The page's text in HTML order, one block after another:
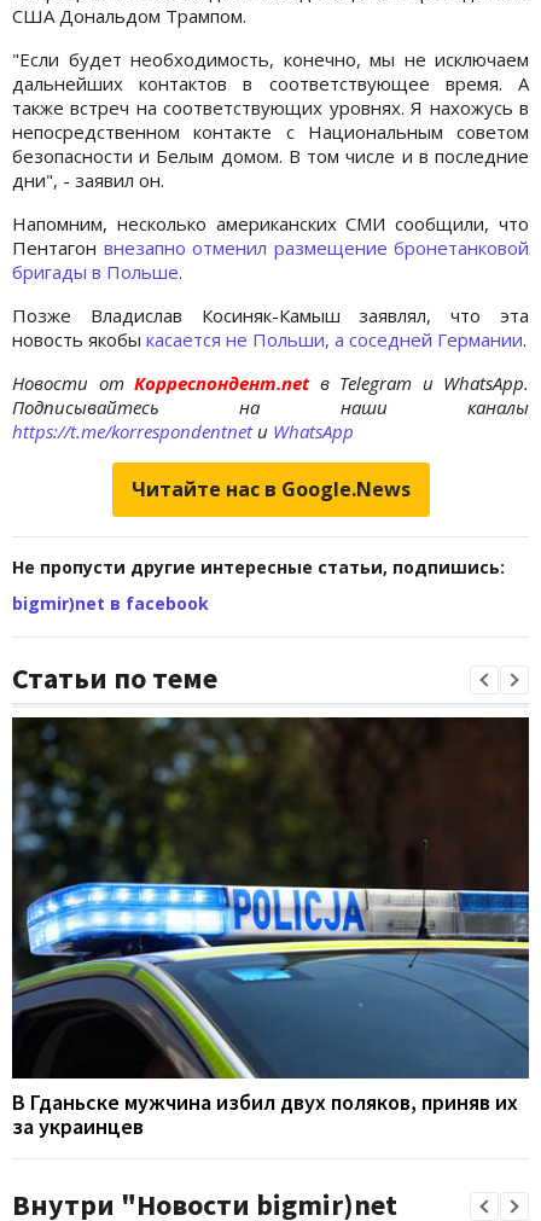
США Дональдом Трампом.
"Если будет необходимость, конечно, мы не исключаем
дальнейших контактов в соответствующее время. А
также встреч на соответствующих уровнях. Я нахожусь в
непосредственном контакте с Национальным советом
безопасности и Белым домом. В том числе и в последние
дни", - заявил он.
Напомним, несколько американских СМИ сообщили, что
Пентагон внезапно отменил размещение бронетанковой
бригады в Польше.
Позже Владислав Косиняк-Камыш заявлял, что эта
новость якобы касается не Польши, а соседней Германии.
Новости отКорреспондент.net в Telegram и WhatsApp.
Подписывайтесь на наши каналы
https://t.me/korrespondentnetи WhatsApp
Читайте нас в Google.News
Не пропусти другие интересные статьи, подпишись:
bigmir)net в facebook
Статьи по теме
В Гданьске мужчина избил двух поляков, приняв их
за украинцев
Внутри "Новости bigmir)net